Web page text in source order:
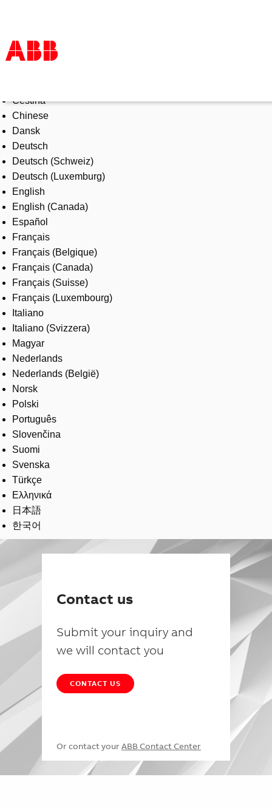
Products & Solutions
Industries
Services
About us
Where to buy
Contact us
Careers
Čeština
Chinese
Dansk
Deutsch
Deutsch (Schweiz)
Deutsch (Luxemburg)
English
English (Canada)
Español
Français
Français (Belgique)
Français (Canada)
Français (Suisse)
Français (Luxembourg)
Italiano
Italiano (Svizzera)
Magyar
Nederlands
Nederlands (België)
Norsk
Polski
Português
Slovenčina
Suomi
Svenska
Türkçe
Ελληνικά
日本語
한국어
Contact us
Submit your inquiry and
we will contact you
CONTACT US
Or contact your ABB Contact Center